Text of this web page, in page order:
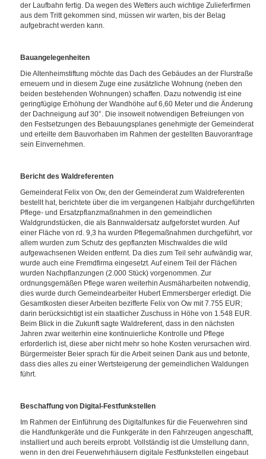
der Laufbahn fertig. Da wegen des Wetters auch wichtige Zulieferfirmen
aus dem Tritt gekommen sind, müssen wir warten, bis der Belag
aufgebracht werden kann.
Bauangelegenheiten
Die Altenheimstiftung möchte das Dach des Gebäudes an der Flurstraße
erneuern und in diesem Zuge eine zusätzliche Wohnung (neben den
beiden bestehenden Wohnungen) schaffen. Dazu notwendig ist eine
geringfügige Erhöhung der Wandhöhe auf 6,60 Meter und die Änderung
der Dachneigung auf 30°. Die insoweit notwendigen Befreiungen von
den Festsetzungen des Bebauungsplanes genehmigte der Gemeinderat
und erteilte dem Bauvorhaben im Rahmen der gestellten Bauvoranfrage
sein Einvernehmen.
Bericht des Waldreferenten
Gemeinderat Felix von Ow, den der Gemeinderat zum Waldreferenten
bestellt hat, berichtete über die im vergangenen Halbjahr durchgeführten
Pflege- und Ersatzpflanzmaßnahmen in den gemeindlichen
Waldgrundstücken, die als Bannwaldersatz aufgeforstet wurden. Auf
einer Fläche von rd. 9,3 ha wurden Pflegemaßnahmen durchgeführt, vor
allem wurden zum Schutz des gepflanzten Mischwaldes die wild
aufgewachsenen Weiden entfernt. Da dies zum Teil sehr aufwändig war,
wurde auch eine Fremdfirma eingesetzt. Auf einem Teil der Flächen
wurden Nachpflanzungen (2.000 Stück) vorgenommen. Zur
ordnungsgemäßen Pflege waren weiterhin Ausmäharbeiten notwendig,
dies wurde durch Gemeindearbeiter Hubert Emmersberger erledigt. Die
Gesamtkosten dieser Arbeiten bezifferte Felix von Ow mit 7.755 EUR;
darin berücksichtigt ist ein staatlicher Zuschuss in Höhe von 1.548 EUR.
Beim Blick in die Zukunft sagte Waldreferent, dass in den nächsten
Jahren zwar weiterhin eine kontinuierliche Kontrolle und Pflege
erforderlich ist, diese aber nicht mehr so hohe Kosten verursachen wird.
Bürgermeister Beier sprach für die Arbeit seinen Dank aus und betonte,
dass dies alles zu einer Wertsteigerung der gemeindlichen Waldungen
führt.
Beschaffung von Digital-Festfunkstellen
Im Rahmen der Einführung des Digitalfunkes für die Feuerwehren sind
die Handfunkgeräte und die Funkgeräte in den Fahrzeugen angeschafft,
installiert und auch bereits erprobt. Vollständig ist die Umstellung dann,
wenn in den drei Feuerwehrhäusern digitale Festfunkstellen eingebaut